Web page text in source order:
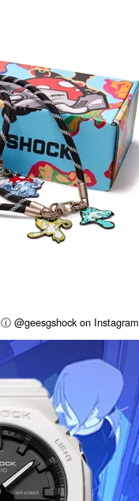
ⓘ @geesgshock on Instagram